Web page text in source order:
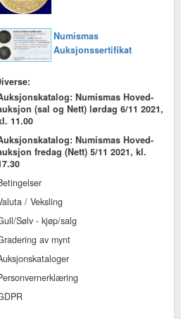
Numismas
Auksjonssertifikat
Numismas Hoved-
(sal og Nett) lørdag 6/11 2021,
11.00
Numismas Hoved-
fredag (Nett) 5/11 2021, kl.
/ Veksling
Sølv - kjøp/salg
av mynt